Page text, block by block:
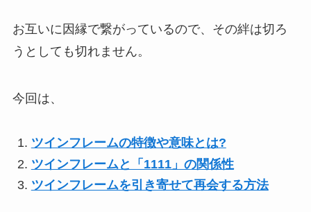
お互いに因縁で繋がっているので、その絆は切ろ
うとしても切れません。
今回は、
ツインフレームの特徴や意味とは?
ツインフレームと「1111」の関係性
ツインフレームを引き寄せて再会する方法